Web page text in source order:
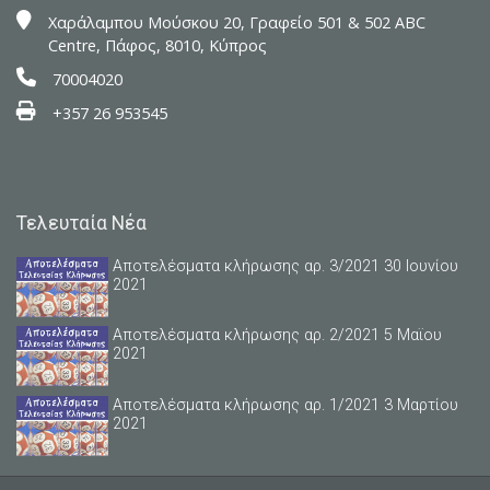
Xαράλαμπου Μούσκου 20, Γραφείο 501 & 502 ABC
Centre, Πάφος, 8010, Κύπρος
70004020
+357 26 953545
Τελευταία Νέα
Αποτελέσματα κλήρωσης αρ. 3/2021 30 Ιουνίου
2021
Αποτελέσματα κλήρωσης αρ. 2/2021 5 Μαϊου
2021
Αποτελέσματα κλήρωσης αρ. 1/2021 3 Μαρτίου
2021